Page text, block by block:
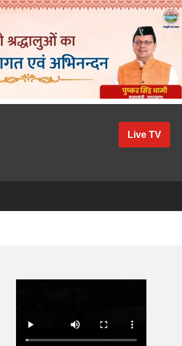
Live TV